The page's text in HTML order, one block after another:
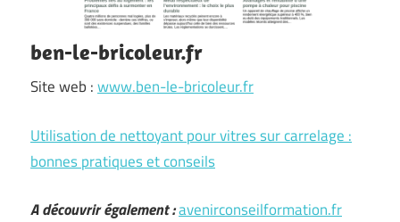
ben-le-bricoleur.fr
Site web :www.ben-le-bricoleur.fr
Utilisation de nettoyant pour vitres sur carrelage :
bonnes pratiques et conseils
A découvrir également :avenirconseilformation.fr